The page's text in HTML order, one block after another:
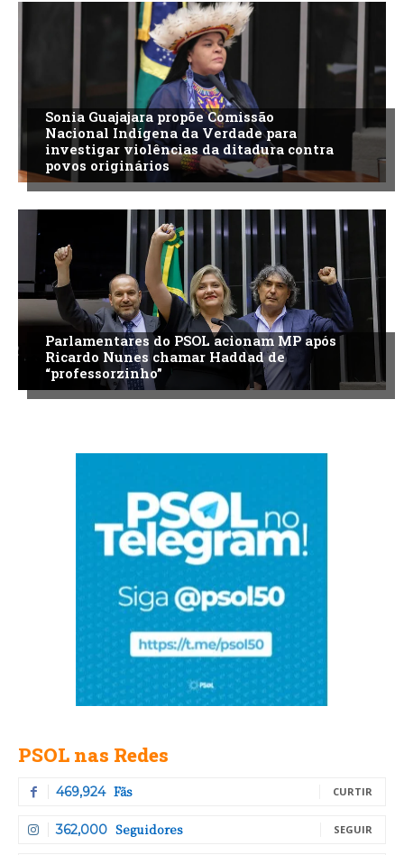
Sonia Guajajara propõe Comissão
Nacional Indígena da Verdade para
investigar violências da ditadura contra
povos originários
Parlamentares do PSOL acionam MP após
Ricardo Nunes chamar Haddad de
“professorzinho”
PSOL nas Redes
469,924 Fãs CURTIR
362,000 Seguidores SEGUIR